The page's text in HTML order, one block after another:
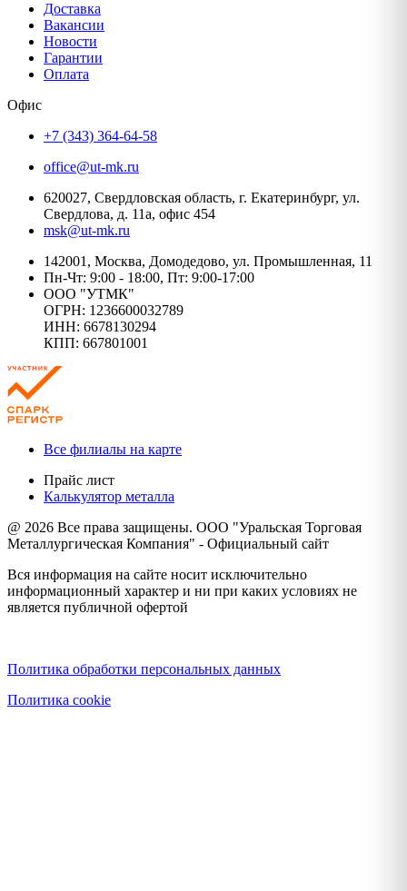
Доставка
Вакансии
Новости
Гарантии
Оплата
Офис
+7 (343) 364-64-58
office@ut-mk.ru
620027, Свердловская область, г. Екатеринбург, ул.
Свердлова, д. 11а, офис 454
msk@ut-mk.ru
142001, Москва, Домодедово, ул. Промышленная, 11
Пн-Чт: 9:00 - 18:00, Пт: 9:00-17:00
ООО "УТМК"
ОГРН: 1236600032789
ИНН: 6678130294
КПП: 667801001
Все филиалы на карте
Прайс лист
Калькулятор металла
@ 2026 Все права защищены. ООО "Уральская Торговая
Металлургическая Компания" - Официальный сайт
Вся информация на сайте носит исключительно
информационный характер и ни при каких условиях не
является публичной офертой
Политика обработки персональных данных
Политика cookie